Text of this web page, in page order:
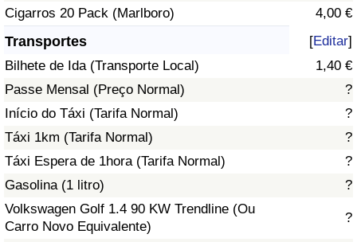
Cigarros 20 Pack (Marlboro)
4,00 €
Transportes [Editar]
Bilhete de Ida (Transporte Local)
1,40 €
Passe Mensal (Preço Normal)
?
Início do Táxi (Tarifa Normal)
?
Táxi 1km (Tarifa Normal)
?
Táxi Espera de 1hora (Tarifa Normal)
?
Gasolina (1 litro)
?
Volkswagen Golf 1.4 90 KW Trendline (Ou
Carro Novo Equivalente)
?
Indicador de Trânsito por País